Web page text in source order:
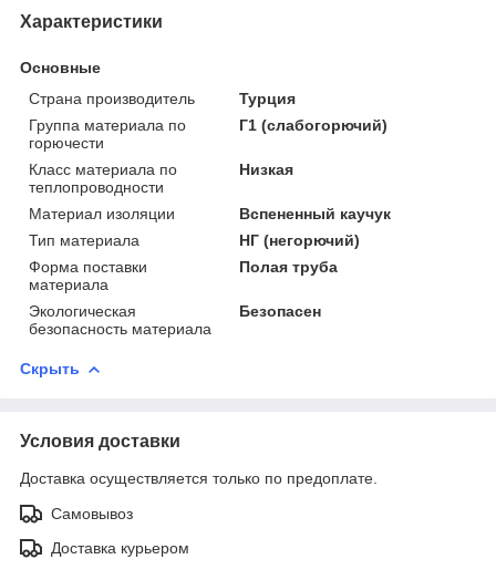
Характеристики
Основные
Страна производитель
Турция
Группа материала по
горючести
Г1 (слабогорючий)
Класс материала по
теплопроводности
Низкая
Материал изоляции
Вспененный каучук
Тип материала
НГ (негорючий)
Форма поставки
материала
Полая труба
Экологическая
безопасность материала
Безопасен
Скрыть
Условия доставки
Доставка осуществляется только по предоплате.
Самовывоз
Доставка курьером